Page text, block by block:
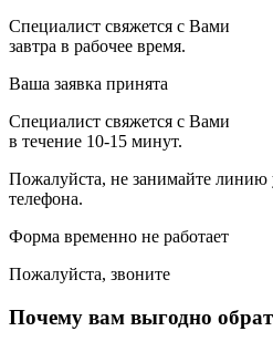
Специалист свяжется с Вами
завтра в рабочее время.
Ваша заявка принята
Специалист свяжется с Вами
в течение 10-15 минут.
Пожалуйста, не занимайте линию
телефона.
Форма временно не работает
Пожалуйста, звоните
Почему вам выгодно